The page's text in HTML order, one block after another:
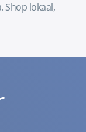
Shop lokaal,